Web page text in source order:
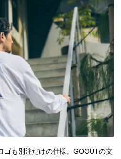
ゴも別注だけの仕様。GOOUTの文